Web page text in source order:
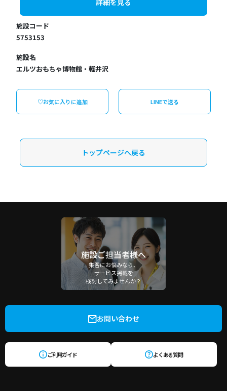
詳細を見る
施設コード
5753153
施設名
エルツおもちゃ博物館・軽井沢
♡お気に入りに追加 LINEで送る
トップページへ戻る
施設ご担当者様へ
集客にお悩みなら、
サービス掲載を
検討してみませんか？
お問い合わせ
ご利用ガイド よくある質問